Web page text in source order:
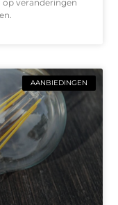
op veranderingen
AANBIEDINGEN